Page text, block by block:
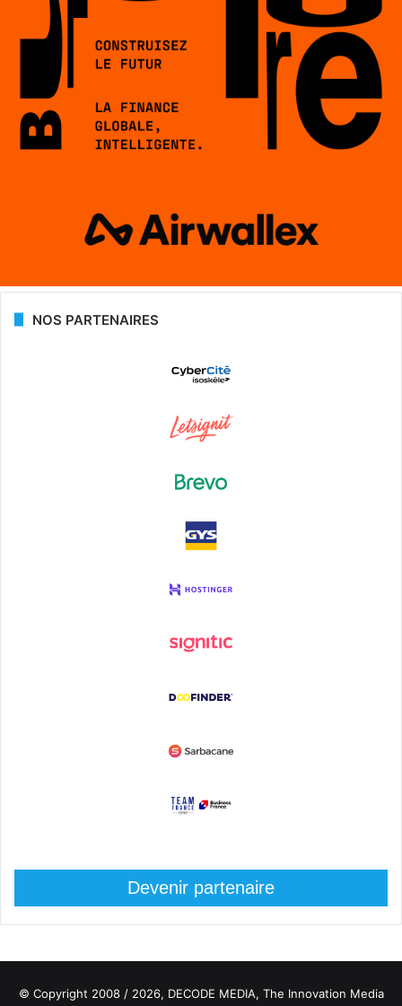
NOS PARTENAIRES
Devenir partenaire
© Copyright 2008 / 2026, DECODE MEDIA, The Innovation Media